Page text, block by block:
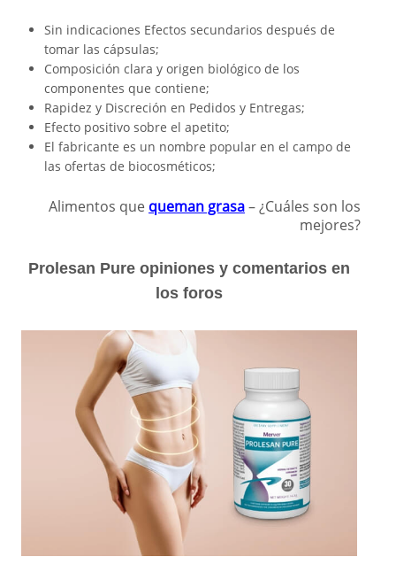
Sin indicaciones Efectos secundarios después de
tomar las cápsulas;
Composición clara y origen biológico de los
componentes que contiene;
Rapidez y Discreción en Pedidos y Entregas;
Efecto positivo sobre el apetito;
El fabricante es un nombre popular en el campo de
las ofertas de biocosméticos;
Alimentos que queman grasa– ¿Cuáles son los
mejores?
Prolesan Pure opiniones y comentarios en
los foros